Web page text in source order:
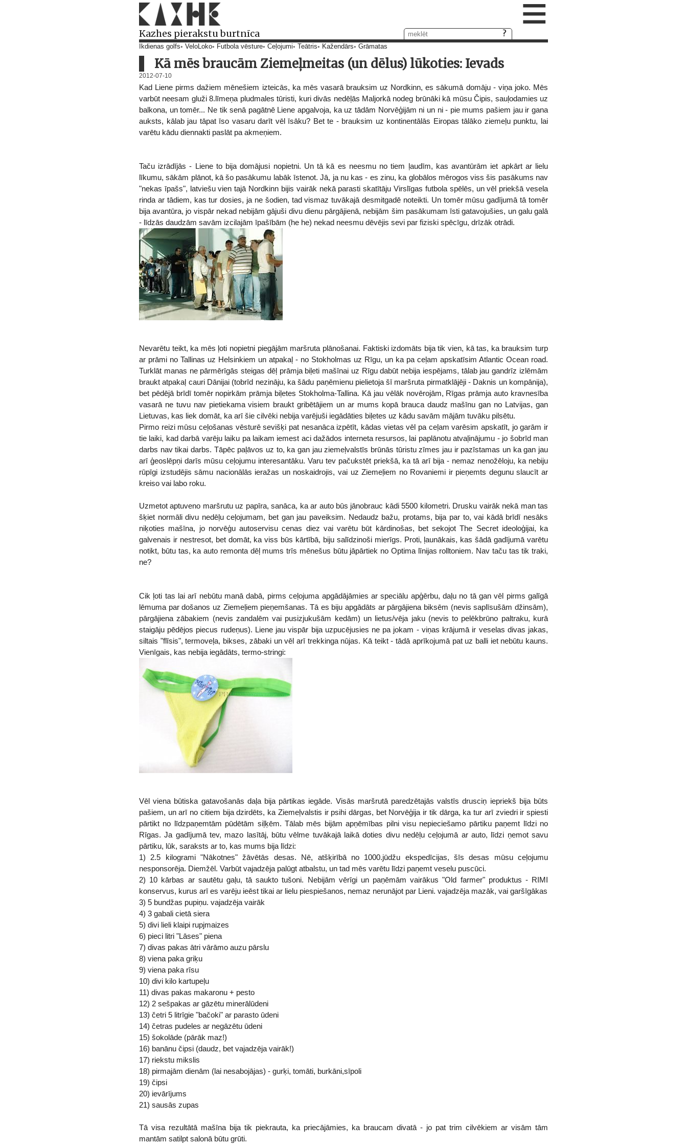
Kazhes pierakstu burtnīca ≡
Ikdienas golfs VeloLoko Futbola vēsture Ceļojumi Teātris Kažendārs Grāmatas
Kā mēs braucām Ziemeļmeitas (un dēlus) lūkoties: Ievads
2012-07-10
Kad Liene pirms dažiem mēnešiem izteicās, ka mēs vasarā brauksim uz Nordkinn, es sākumā domāju - viņa joko. Mēs
varbūt neesam gluži 8.līmeņa pludmales tūristi, kuri divās nedēļās Maljorkā nodeg brūnāki kā mūsu Čipis, sauļodamies uz
balkona, un tomēr... Ne tik senā pagātnē Liene apgalvoja, ka uz tādām Norvēģijām ni un ni - pie mums pašiem jau ir gana
auksts, kālab jau tāpat īso vasaru darīt vēl īsāku? Bet te - brauksim uz kontinentālās Eiropas tālāko ziemeļu punktu, lai
varētu kādu diennakti paslāt pa akmeņiem.
Taču izrādījās - Liene to bija domājusi nopietni. Un tā kā es neesmu no tiem ļaudīm, kas avantūrām iet apkārt ar lielu
līkumu, sākām plānot, kā šo pasākumu labāk īstenot. Jā, ja nu kas - es zinu, ka globālos mērogos viss šis pasākums nav
"nekas īpašs", latviešu vien tajā Nordkinn bijis vairāk nekā parasti skatītāju Virslīgas futbola spēlēs, un vēl priekšā vesela
rinda ar tādiem, kas tur dosies, ja ne šodien, tad vismaz tuvākajā desmitgadē noteikti. Un tomēr mūsu gadījumā tā tomēr
bija avantūra, jo vispār nekad nebijām gājuši divu dienu pārgājienā, nebijām šim pasākumam īsti gatavojušies, un galu galā
- līdzās daudzām savām izcilajām īpašībām (he he) nekad neesmu dēvējis sevi par fiziski spēcīgu, drīzāk otrādi.
Nevarētu teikt, ka mēs ļoti nopietni piegājām maršruta plānošanai. Faktiski izdomāts bija tik vien, kā tas, ka brauksim turp
ar prāmi no Tallinas uz Helsinkiem un atpakaļ - no Stokholmas uz Rīgu, un ka pa ceļam apskatīsim Atlantic Ocean road.
Turklāt manas ne pārmērīgās steigas dēļ prāmja biļeti mašīnai uz Rīgu dabūt nebija iespējams, tālab jau gandrīz izlēmām
braukt atpakaļ cauri Dānijai (tobrīd nezināju, ka šādu paņēmienu pielietoja šī maršruta pirmatklājēji - Daknis un kompānija),
bet pēdējā brīdī tomēr nopirkām prāmja biļetes Stokholma-Tallina. Kā jau vēlāk novērojām, Rīgas prāmja auto kravnesība
vasarā ne tuvu nav pietiekama visiem braukt gribētājiem un ar mums kopā brauca daudz mašīnu gan no Latvijas, gan
Lietuvas, kas liek domāt, ka arī šie cilvēki nebija varējuši iegādāties biļetes uz kādu savām mājām tuvāku pilsētu.
Pirmo reizi mūsu ceļošanas vēsturē sevišķi pat nesanāca izpētīt, kādas vietas vēl pa ceļam varēsim apskatīt, jo garām ir
tie laiki, kad darbā varēju laiku pa laikam iemest aci dažādos interneta resursos, lai paplānotu atvaļinājumu - jo šobrīd man
darbs nav tikai darbs. Tāpēc paļāvos uz to, ka gan jau ziemeļvalstīs brūnās tūristu zīmes jau ir pazīstamas un ka gan jau
arī ģeoslēpņi darīs mūsu ceļojumu interesantāku. Varu tev pačukstēt priekšā, ka tā arī bija - nemaz nenožēloju, ka nebiju
rūpīgi izstudējis sāmu nacionālās ieražas un noskaidrojis, vai uz Ziemeļiem no Rovaniemi ir pieņemts degunu slaucīt ar
kreiso vai labo roku.
Uzmetot aptuveno maršrutu uz papīra, sanāca, ka ar auto būs jānobrauc kādi 5500 kilometri. Drusku vairāk nekā man tas
šķiet normāli divu nedēļu ceļojumam, bet gan jau paveiksim. Nedaudz bažu, protams, bija par to, vai kādā brīdī nesāks
niķoties mašīna, jo norvēģu autoservisu cenas diez vai varētu būt kārdinošas, bet sekojot The Secret ideoloģijai, ka
galvenais ir nestresot, bet domāt, ka viss būs kārtībā, biju salīdzinoši mierīgs. Proti, ļaunākais, kas šādā gadījumā varētu
notikt, būtu tas, ka auto remonta dēļ mums trīs mēnešus būtu jāpārtiek no Optima līnijas rolltoniem. Nav taču tas tik traki,
ne?
Cik ļoti tas lai arī nebūtu manā dabā, pirms ceļojuma apgādājāmies ar speciālu apģērbu, daļu no tā gan vēl pirms galīgā
lēmuma par došanos uz Ziemeļiem pieņemšanas. Tā es biju apgādāts ar pārgājiena biksēm (nevis saplīsušām džinsām),
pārgājiena zābakiem (nevis zandalēm vai pusizjukušām kedām) un lietus/vēja jaku (nevis to pelēkbrūno paltraku, kurā
staigāju pēdējos piecus rudeņus). Liene jau vispār bija uzpucējusies ne pa jokam - viņas krājumā ir veselas divas jakas,
siltais "flīsis", termoveļa, bikses, zābaki un vēl arī trekkinga nūjas. Kā teikt - tādā aprīkojumā pat uz balli iet nebūtu kauns.
Vienīgais, kas nebija iegādāts, termo-stringi:
Vēl viena būtiska gatavošanās daļa bija pārtikas iegāde. Visās maršrutā paredzētajās valstīs drusciņ iepriekš bija būts
pašiem, un arī no citiem bija dzirdēts, ka Ziemeļvalstis ir psihi dārgas, bet Norvēģija ir tik dārga, ka tur arī zviedri ir spiesti
pārtikt no līdzpaņemtām pūdētām siļķēm. Tālab mēs bijām apņēmības pilni visu nepieciešamo pārtiku paņemt līdzi no
Rīgas. Ja gadījumā tev, mazo lasītāj, būtu vēlme tuvākajā laikā doties divu nedēļu ceļojumā ar auto, līdzi ņemot savu
pārtiku, lūk, saraksts ar to, kas mums bija līdzi:
1) 2.5 kilogrami "Nākotnes" žāvētās desas. Nē, atšķirībā no 1000.jūdžu ekspedīcijas, šīs desas mūsu ceļojumu
nesponsorēja. Diemžēl. Varbūt vajadzēja palūgt atbalstu, un tad mēs varētu līdzi paņemt veselu puscūci.
2) 10 kārbas ar sautētu gaļu, tā saukto tušoni. Nebijām vērīgi un paņēmām vairākus "Old farmer" produktus - RIMI
konservus, kurus arī es varēju ieēst tikai ar lielu piespiešanos, nemaz nerunājot par Lieni. vajadzēja mazāk, vai garšīgākas
3) 5 bundžas pupiņu. vajadzēja vairāk
4) 3 gabali cietā siera
5) divi lieli klaipi rupjmaizes
6) pieci litri "Lāses" piena
7) divas pakas ātri vārāmo auzu pārslu
8) viena paka griķu
9) viena paka rīsu
10) divi kilo kartupeļu
11) divas pakas makaronu + pesto
12) 2 sešpakas ar gāzētu minerālūdeni
13) četri 5 litrīgie "bačoki" ar parasto ūdeni
14) četras pudeles ar negāzētu ūdeni
15) šokolāde (pārāk maz!)
16) banānu čipsi (daudz, bet vajadzēja vairāk!)
17) riekstu mikslis
18) pirmajām dienām (lai nesabojājas) - gurķi, tomāti, burkāni,sīpoli
19) čipsi
20) ievārījums
21) sausās zupas
Tā visa rezultātā mašīna bija tik piekrauta, ka priecājāmies, ka braucam divatā - jo pat trim cilvēkiem ar visām tām
mantām satilpt salonā būtu grūti.